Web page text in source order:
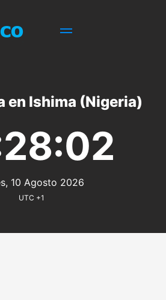
en Ishima (Nigeria)
10 Agosto 2026
UTC +1